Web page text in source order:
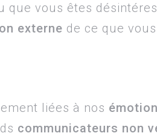
vous êtes
externe de ce que
liées à nos
communicateurs non